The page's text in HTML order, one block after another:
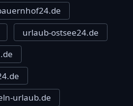
urlaub-ostsee24.de
urlaub.de